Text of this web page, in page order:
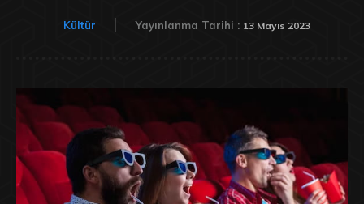
Kültür Yayınlanma Tarihi : 13 Mayıs 2023